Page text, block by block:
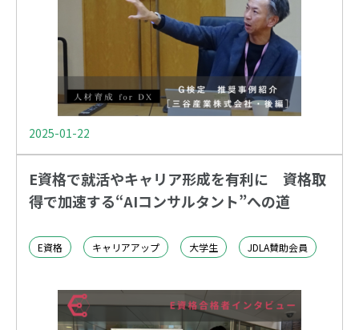
2025-01-22
E資格で就活やキャリア形成を有利に 資格取
得で加速する“AIコンサルタント”への道
E資格 キャリアアップ 大学生 JDLA賛助会員